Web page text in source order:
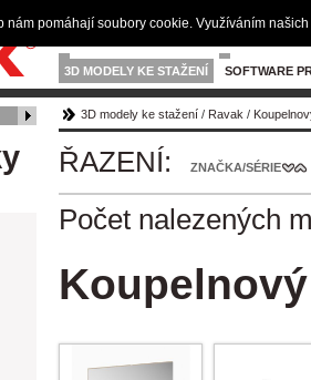
3D MODELY KE STAŽENÍ SOFTWARE
3D modely ke stažení / Ravak /
ŘAZENÍ: ZNAČKA/SÉRIE
Počet nalezených
nám pomáhají soubory cookie. Využíváním